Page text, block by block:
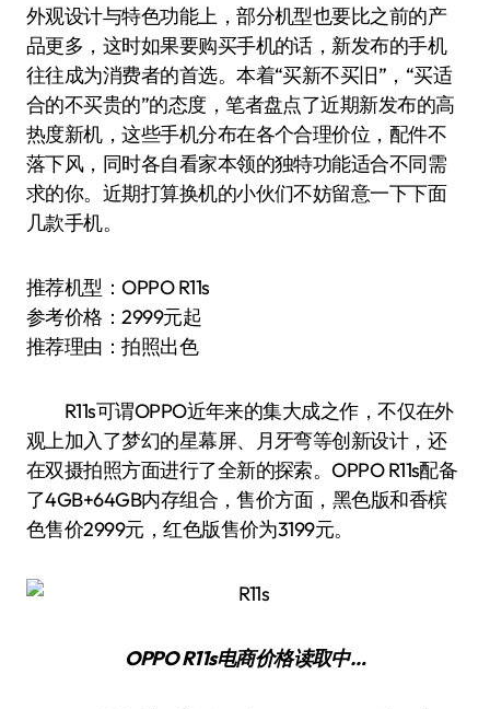
外观设计与特色功能上，部分机型也要比之前的产
品更多，这时如果要购买手机的话，新发布的手机
往往成为消费者的首选。本着“买新不买旧”，“买适
合的不买贵的”的态度，笔者盘点了近期新发布的高
热度新机，这些手机分布在各个合理价位，配件不
落下风，同时各自看家本领的独特功能适合不同需
求的你。近期打算换机的小伙们不妨留意一下下面
几款手机。
推荐机型：OPPO R11s
参考价格：2999元起
推荐理由：拍照出色
R11s可谓OPPO近年来的集大成之作，不仅在外
观上加入了梦幻的星幕屏、月牙弯等创新设计，还
在双摄拍照方面进行了全新的探索。OPPO R11s配备
了4GB+64GB内存组合，售价方面，黑色版和香槟
色售价2999元，红色版售价为3199元。
OPPO R11s电商价格读取中…